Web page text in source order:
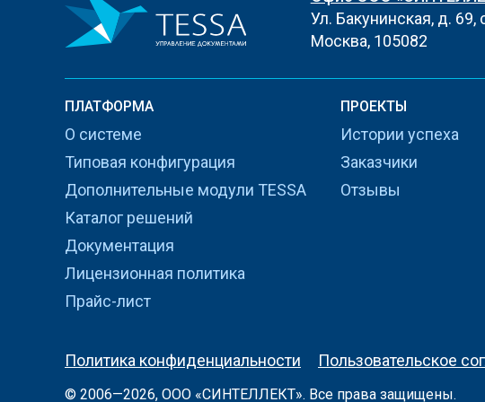
Ул. Бакунинская, д. 69,
Москва, 105082
ПЛАТФОРМА
О системе
Типовая конфигурация
Дополнительные модули TESSA
Каталог решений
Документация
Лицензионная политика
Прайс-лист
ПРОЕКТЫ
Истории успеха
Заказчики
Отзывы
Политика конфиденциальности Пользовательское
© 2006—2026, ООО «СИНТЕЛЛЕКТ». Все права защищены.